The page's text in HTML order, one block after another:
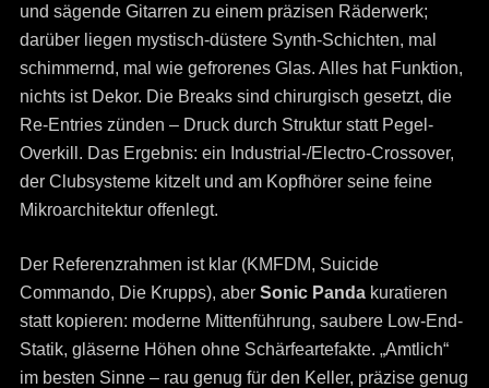
und sägende Gitarren zu einem präzisen Räderwerk;
darüber liegen mystisch-düstere Synth-Schichten, mal
schimmernd, mal wie gefrorenes Glas. Alles hat Funktion,
nichts ist Dekor. Die Breaks sind chirurgisch gesetzt, die
Re-Entries zünden – Druck durch Struktur statt Pegel-
Overkill. Das Ergebnis: ein Industrial-/Electro-Crossover,
der Clubsysteme kitzelt und am Kopfhörer seine feine
Mikroarchitektur offenlegt.
Der Referenzrahmen ist klar (KMFDM, Suicide
Commando, Die Krupps), aber Sonic Pandakuratieren
statt kopieren: moderne Mittenführung, saubere Low-End-
Statik, gläserne Höhen ohne Schärfeartefakte. „Amtlich“
im besten Sinne – rau genug für den Keller, präzise genug